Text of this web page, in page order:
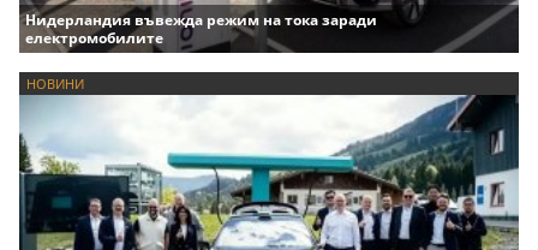
Нидерландия въвежда режим на тока заради
електромобилите
НОВИНИ